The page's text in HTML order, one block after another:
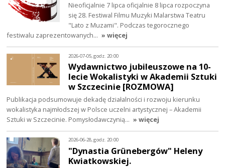
Nieoficjalnie 7 lipca oficjalnie 8 lipca rozpoczyna
się 28. Festiwal Filmu Muzyki Malarstwa Teatru
"Lato z Muzami". Podczas tegorocznego
festiwalu zaprezentowanych… » więcej
2026-07-05, godz. 20:00
Wydawnictwo jubileuszowe na 10-
lecie Wokalistyki w Akademii Sztuki
w Szczecinie [ROZMOWA]
Publikacja podsumowuje dekadę działalności i rozwoju kierunku
wokalistyka najmłodszej w Polsce uczelni artystycznej – Akademii
Sztuki w Szczecinie. Pomysłodawczynią… » więcej
2026-06-28, godz. 20:00
"Dynastia Grünebergów" Heleny
Kwiatkowskiej.